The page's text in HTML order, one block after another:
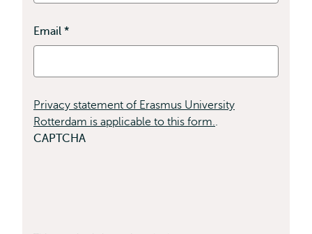
verplicht
Email *
veld
verplicht
Privacy statement of Erasmus University
Rotterdam is applicable to this form..
CAPTCHA